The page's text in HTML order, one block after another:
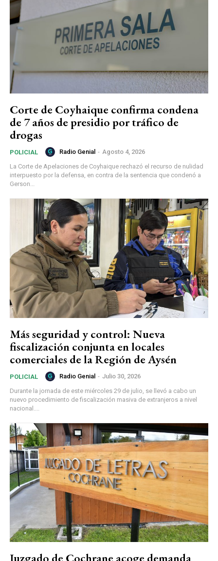
Corte de Coyhaique confirma condena
de 7 años de presidio por tráfico de
drogas
POLICIAL Radio Genial - Agosto 4, 2026
La Corte de Apelaciones de Coyhaique rechazó el recurso de nulidad
interpuesto por la defensa, en contra de la sentencia que condenó a
Gerson...
Más seguridad y control: Nueva
fiscalización conjunta en locales
comerciales de la Región de Aysén
POLICIAL Radio Genial - Julio 30, 2026
Durante la jornada de este miércoles 29 de julio, se llevó a cabo un
nuevo procedimiento de fiscalización masiva de extranjeros a nivel
nacional....